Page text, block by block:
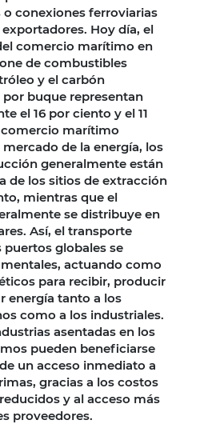
conexiones ferroviarias
Hoy día, el
comercio marítimo en
de combustibles
y el carbón
buque representan
el 16 por ciento y el 11
marítimo
de la energía, los
generalmente están
de los sitios de extracción
mientras que el
se distribuye en
Así, el transporte
globales se
actuando como
para recibir, producir
energía tanto a los
como a los industriales.
asentadas en los
pueden beneficiarse
un acceso inmediato a
gracias a los costos
y al acceso más
proveedores.